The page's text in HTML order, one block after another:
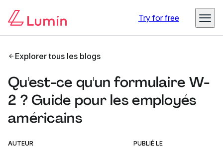
Try for free
Explorer tous les blogs
Qu'est-ce qu'un formulaire W-
2 ? Guide pour les employés
américains
AUTEUR PUBLIÉ LE